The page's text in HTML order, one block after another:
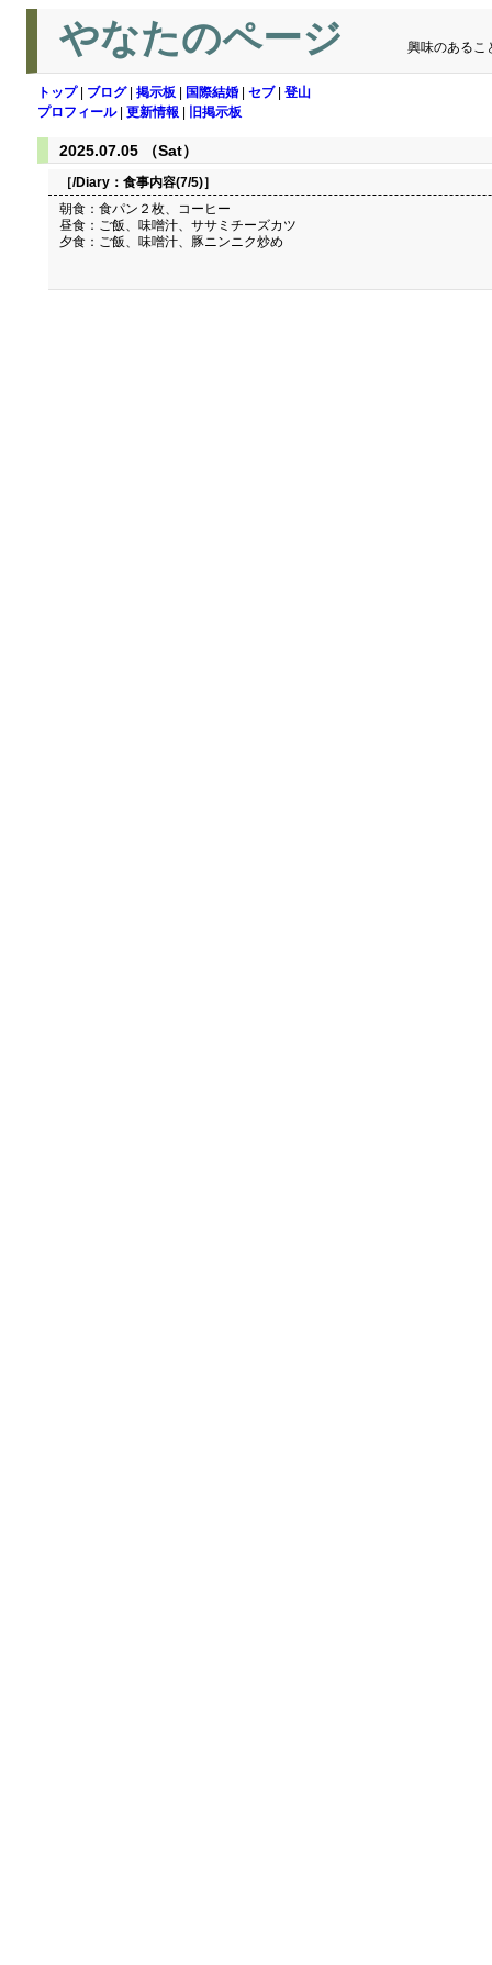
やなたのページ 興味のあるこ
トップ| ブログ| 掲示板 国際結婚 セブ| 登山
プロフィール| 更新情報 旧掲示板
2025.07.05 （Sat）
［/Diary： 食事内容(7/5)］
朝食：食パン２枚、コーヒー
昼食：ご飯、味噌汁、ササミチーズカツ
夕食：ご飯、味噌汁、豚ニンニク炒め